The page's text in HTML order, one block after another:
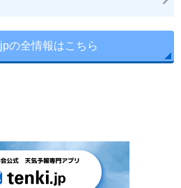
の全情報はこちら